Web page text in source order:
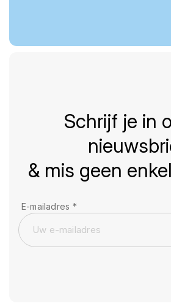
Schrijf je in
& mis geen
E-mailadres *